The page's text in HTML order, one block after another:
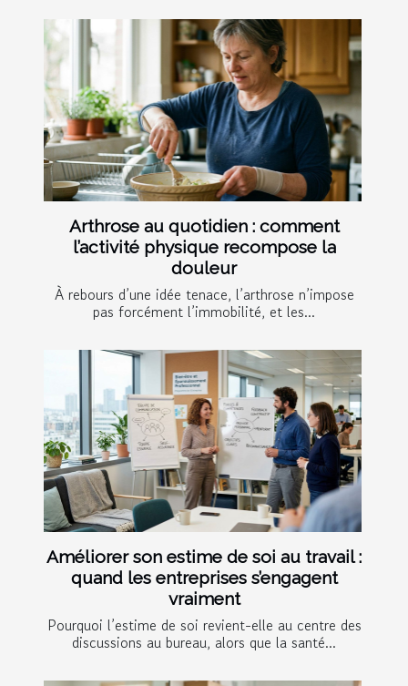
Arthrose au quotidien : comment
l’activité physique recompose la
douleur
À rebours d’une idée tenace, l’arthrose n’impose
pas forcément l’immobilité, et les...
Améliorer son estime de soi au travail :
quand les entreprises s’engagent
vraiment
Pourquoi l’estime de soi revient-elle au centre des
discussions au bureau, alors que la santé...